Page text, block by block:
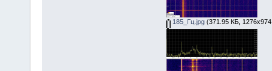
185_Гц.jpg(371.95 КБ,